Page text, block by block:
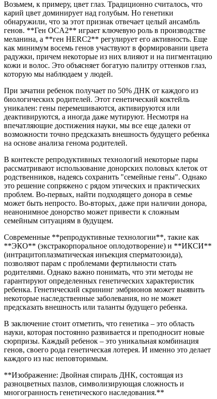
Возьмем, к примеру, цвет глаз. Традиционно считалось, что
карий цвет доминирует над голубым. Но генетики
обнаружили, что за этот признак отвечает целый ансамбль
генов. **Ген OCA2** играет ключевую роль в производстве
меланина, а **ген HERC2** регулирует его активность. Еще
как минимум восемь генов участвуют в формировании цвета
радужки, причем некоторые из них влияют и на пигментацию
кожи и волос. Это объясняет богатую палитру оттенков глаз,
которую мы наблюдаем у людей.
При зачатии ребенок получает по 50% ДНК от каждого из
биологических родителей. Этот генетический коктейль
уникален: гены перемешиваются, активируются или
деактивируются, а иногда даже мутируют. Несмотря на
впечатляющие достижения науки, мы все еще далеки от
возможности точно предсказать внешность будущего ребенка
на основе анализа генома родителей.
В контексте репродуктивных технологий некоторые пары
рассматривают использование донорских половых клеток от
родственников, надеясь сохранить "семейные гены". Однако
это решение сопряжено с рядом этических и практических
проблем. Во-первых, найти подходящего донора в семье
может быть непросто. Во-вторых, даже при наличии донора,
неанонимное донорство может привести к сложным
семейным ситуациям в будущем.
Современные **репродуктивные технологии**, такие как
**ЭКО** (экстракорпоральное оплодотворение) и **ИКСИ**
(интрацитоплазматическая инъекция сперматозоида),
позволяют парам с проблемами фертильности стать
родителями. Однако важно понимать, что эти методы не
гарантируют определенных генетических характеристик
ребенка. Генетический скрининг эмбрионов может выявить
некоторые наследственные заболевания, но не может
предсказать внешность или таланты будущего ребенка.
В заключение стоит отметить, что генетика – это область
науки, которая постоянно развивается и преподносит новые
сюрпризы. Каждый ребенок – это уникальная комбинация
генов, своего рода генетическая лотерея. И именно это делает
каждого из нас неповторимым.
**Изображение: Двойная спираль ДНК, состоящая из
разноцветных пазлов, символизирующая сложность и
многогранность генетического наследования.**